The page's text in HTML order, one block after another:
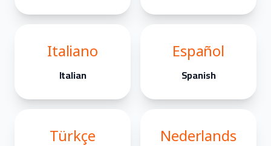
Español
Spanish
Italiano
Italian
Nederlands
Türkçe